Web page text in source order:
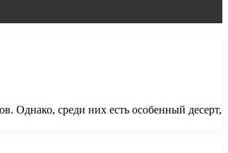
Однако, среди них есть особенный десерт,